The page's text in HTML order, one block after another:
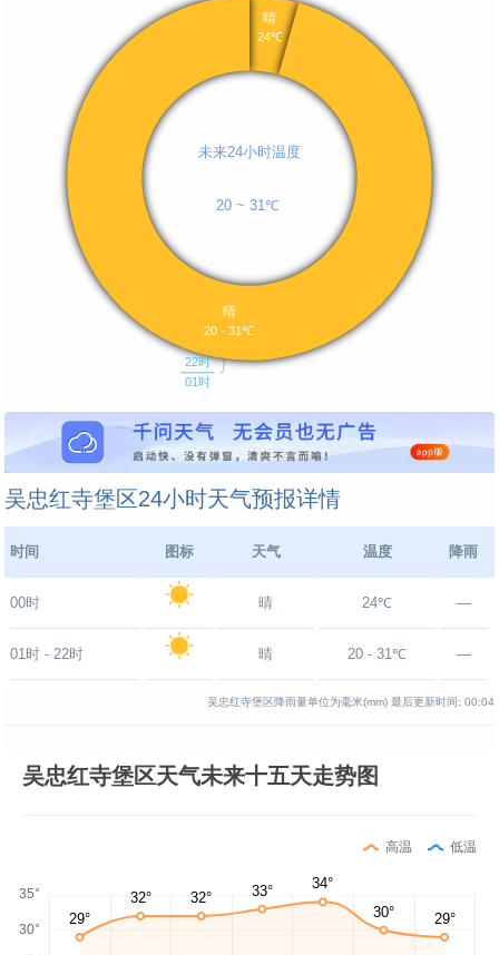
吴忠红寺堡区24小时天气预报详情
时间 图标 天气 温度 降雨
00时 晴 24℃ —
01时 - 22时 晴 20 - 31℃ —
吴忠红寺堡区降雨量单位为毫米(mm) 最后更新时间: 00:04
吴忠红寺堡区天气未来十五天走势图
高温 低温